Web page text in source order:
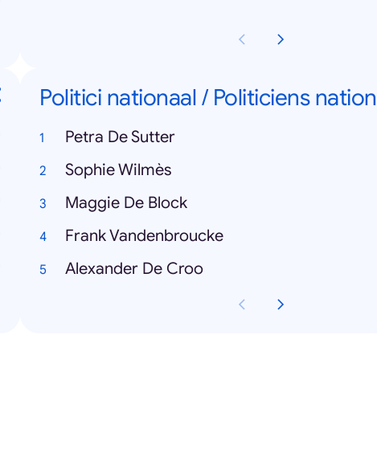
Politici nationaal / Politiciens
Petra De Sutter
Sophie Wilmès
Maggie De Block
Frank Vandenbroucke
Alexander De Croo